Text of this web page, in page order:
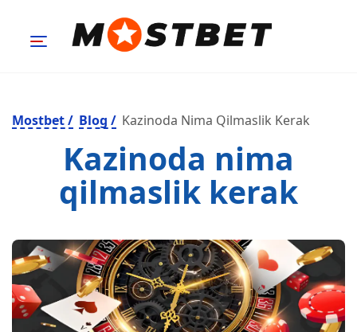
Mostbet/ Blog / Kazinoda Nima Qilmaslik Kerak
Kazinoda nima
qilmaslik kerak